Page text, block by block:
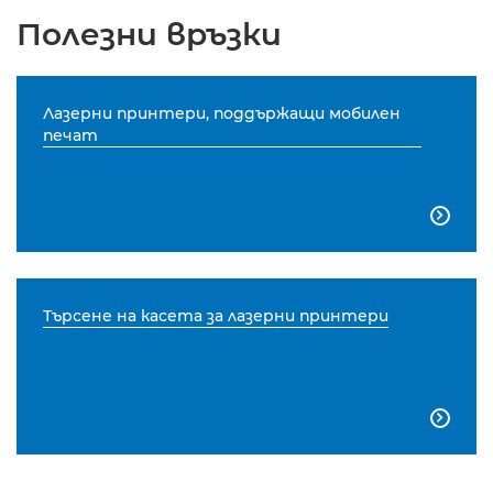
Полезни връзки
Лазерни принтери, поддържащи мобилен
печат

Търсене на касета за лазерни принтери
